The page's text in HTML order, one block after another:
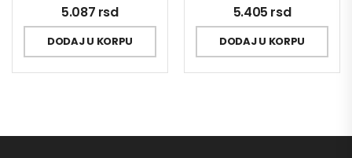
5.087 rsd
DODAJ U KORPU
5.405 rsd
DODAJ U KORPU